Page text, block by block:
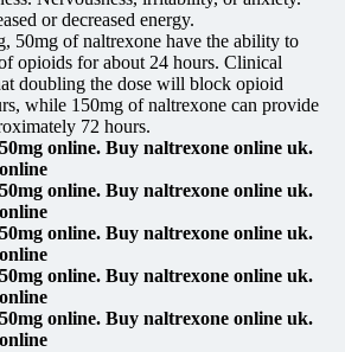
or decreased energy.
50mg of naltrexone have the ability to
opioids for about 24 hours. Clinical
doubling the dose will block opioid
while 150mg of naltrexone can provide
72 hours.
online. Buy naltrexone online uk.
online. Buy naltrexone online uk.
online. Buy naltrexone online uk.
online. Buy naltrexone online uk.
online. Buy naltrexone online uk.